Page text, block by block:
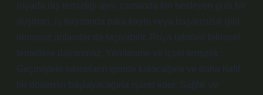
rüyada diş temizliği aynı zamanda kin besleyen gizli bir
düşman, iş hayatında para kaybı veya başarısızlık gibi
olumsuz anlamlar da taşıyabilir. Rüya tabirleri bilimsel
temellere dayanmaz. Yenilenme ve içsel temizlik :
Geçmişteki sıkıntıların geride kalacağına ve daha hafif
bir dönemin başlayacağına işaret eder. Sağlık ve